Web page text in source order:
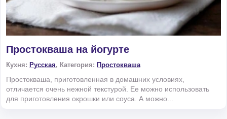
Простокваша на йогурте
Кухня: Русская, Категория: Простокваша
Простокваша, приготовленная в домашних условиях,
отличается очень нежной текстурой. Ее можно использовать
для приготовления окрошки или соуса. А можно...